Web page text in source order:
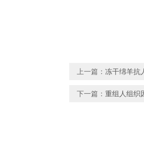
上一篇： 冻干绵羊抗
下一篇： 重组人组织